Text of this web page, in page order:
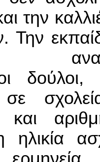
την
Την
δούλοι,
σε
ηλικία